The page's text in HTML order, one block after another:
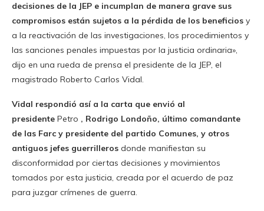
decisiones de la JEP e incumplan de manera grave sus
compromisos están sujetos a la pérdida de los beneficios y
a la reactivación de las investigaciones, los procedimientos y
las sanciones penales impuestas por la justicia ordinaria»,
dijo en una rueda de prensa el presidente de la JEP, el
magistrado Roberto Carlos Vidal.
Vidal respondió así a la carta que envió al
presidente Petro , Rodrigo Londoño, último comandante
de las Farc y presidente del partido Comunes, y otros
antiguos jefes guerrilleros donde manifiestan su
disconformidad por ciertas decisiones y movimientos
tomados por esta justicia, creada por el acuerdo de paz
para juzgar crímenes de guerra.